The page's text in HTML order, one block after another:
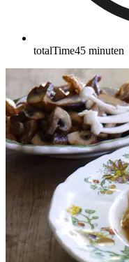
totalTime45 minuten